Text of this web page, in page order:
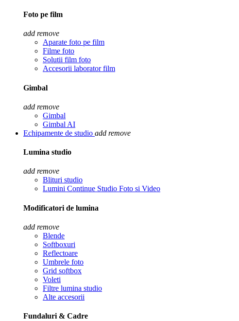
Foto pe film
add remove
Aparate foto pe film
Filme foto
Solutii film foto
Accesorii laborator film
Gimbal
add remove
Gimbal
Gimbal AI
Echipamente de studio add remove
Lumina studio
add remove
Blituri studio
Lumini Continue Studio Foto si Video
Modificatori de lumina
add remove
Blende
Softboxuri
Reflectoare
Umbrele foto
Grid softbox
Voleti
Filtre lumina studio
Alte accesorii
Fundaluri & Cadre